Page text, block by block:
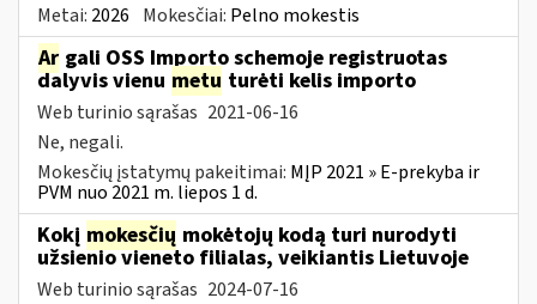
Metai: 2026 Mokesčiai: Pelno mokestis
Ar gali OSS Importo schemoje registruotas
dalyvis vienu metu turėti kelis importo
Web turinio sąrašas 2021-06-16
Ne, negali.
Mokesčių įstatymų pakeitimai: MĮP 2021 » E-prekyba ir
PVM nuo 2021 m. liepos 1 d.
Kokį mokesčių mokėtojų kodą turi nurodyti
užsienio vieneto filialas, veikiantis Lietuvoje
Web turinio sąrašas 2024-07-16